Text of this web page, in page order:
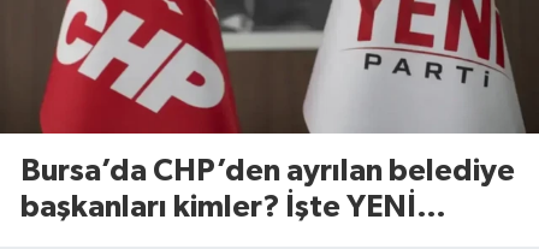
Bursa’da CHP’den ayrılan belediye
başkanları kimler? İşte YENİ